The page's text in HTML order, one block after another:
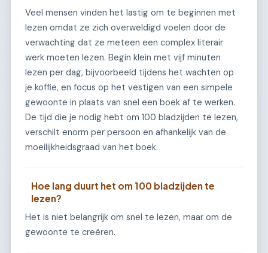
Veel mensen vinden het lastig om te beginnen met
lezen omdat ze zich overweldigd voelen door de
verwachting dat ze meteen een complex literair
werk moeten lezen. Begin klein met vijf minuten
lezen per dag, bijvoorbeeld tijdens het wachten op
je koffie, en focus op het vestigen van een simpele
gewoonte in plaats van snel een boek af te werken.
De tijd die je nodig hebt om 100 bladzijden te lezen,
verschilt enorm per persoon en afhankelijk van de
moeilijkheidsgraad van het boek.
Hoe lang duurt het om 100 bladzijden te
lezen?
Het is niet belangrijk om snel te lezen, maar om de
gewoonte te creëren.